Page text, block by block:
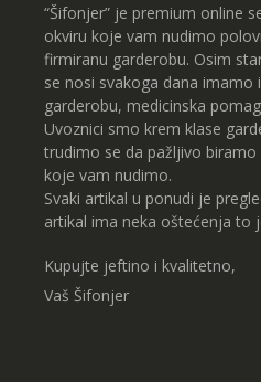
“Šifonjer” je premium online
okviru koje vam nudimo
firmiranu garderobu. Osim
se nosi svakoga dana imamo
garderobu, medicinska
Uvoznici smo krem klase
trudimo se da pažljivo
koje vam nudimo.
Svaki artikal u ponudi je
artikal ima neka oštećenja to
Kupujte jeftino i kvalitetno,
Vaš Šifonjer